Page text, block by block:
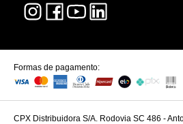
Formas de pagamento:
CPX Distribuidora S/A. Rodovia SC 486 -